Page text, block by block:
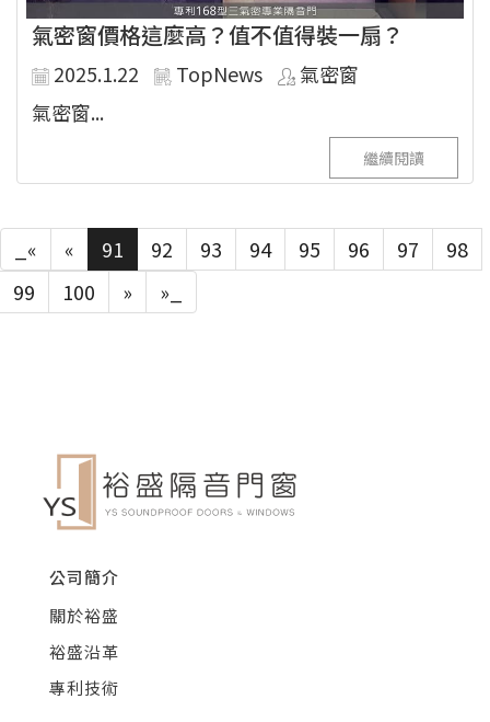
氣密窗價格這麼高？值不值得裝一扇？
2025.1.22 TopNews
氣密窗
氣密窗...
繼續閱讀
_« « 91 92 93 94 95 96 97
98
99
100 » »_
公司簡介
關於裕盛
裕盛沿革
專利技術